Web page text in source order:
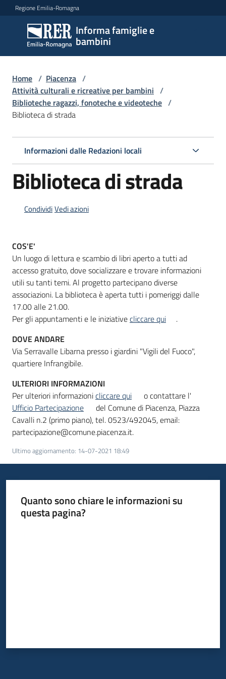
Vai al contenuto
Vai alla navigazione
Vai al footer
Regione Emilia-Romagna
Informa famiglie e
bambini
Informa
famiglie
e
bambini
Argomenti
Servizi
Centri
Informazioni
locali
Newsletter
Home / Piacenza /
Attività culturali e ricreative per bambini /
Biblioteche ragazzi, fonoteche e videoteche /
Biblioteca di strada
Informazioni dalle Redazioni locali
Biblioteca di strada
CondividiVedi azioni
COS'E'
Un luogo di lettura e scambio di libri aperto a tutti ad
accesso gratuito, dove socializzare e trovare informazioni
utili su tanti temi. Al progetto partecipano diverse
associazioni. La biblioteca è aperta tutti i pomeriggi dalle
17.00 alle 21.00.
Per gli appuntamenti e le iniziativecliccare qui
.
DOVE ANDARE
Via Serravalle Libarna presso i giardini "Vigili del Fuoco",
quartiere Infrangibile.
ULTERIORI INFORMAZIONI
Per ulteriori informazionicliccare qui
o contattare l'
Ufficio Partecipazione
del Comune di Piacenza, Piazza
Cavalli n.2 (primo piano), tel. 0523/492045, email:
partecipazione@comune.piacenza.it.
Ultimo aggiornamento: 14-07-2021 18:49
Quanto sono chiare le informazioni su
questa pagina?